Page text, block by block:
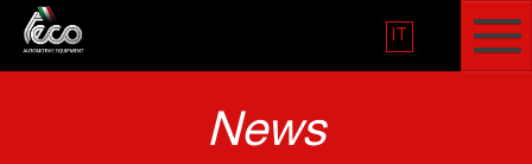
IT
News